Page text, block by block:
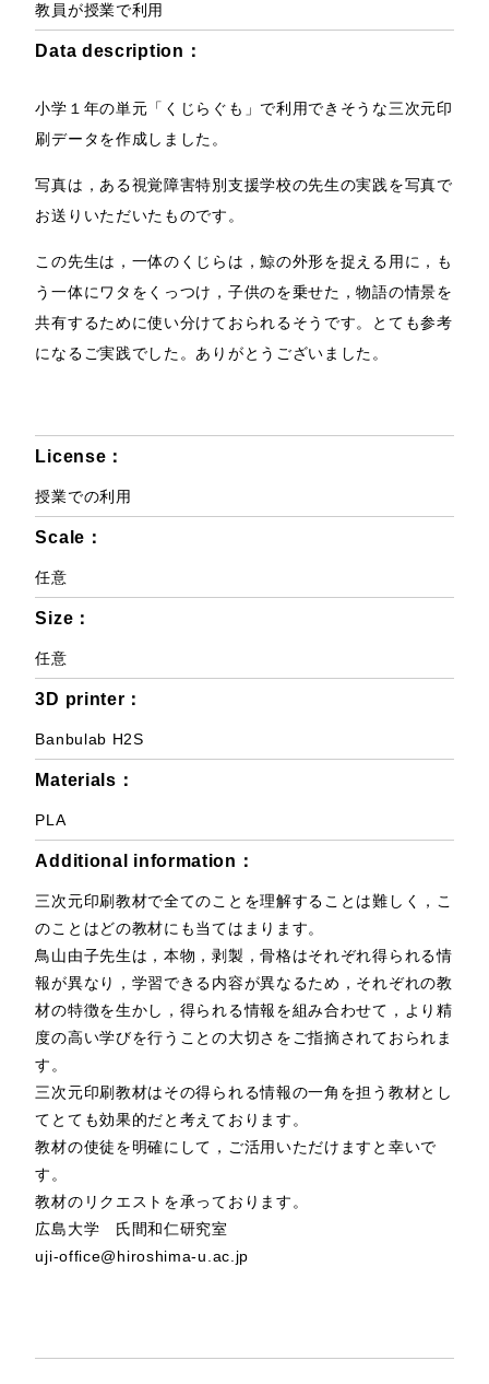
教員が授業で利用
Data description：
小学１年の単元「くじらぐも」で利用できそうな三次元印
刷データを作成しました。
写真は，ある視覚障害特別支援学校の先生の実践を写真で
お送りいただいたものです。
この先生は，一体のくじらは，鯨の外形を捉える用に，も
う一体にワタをくっつけ，子供のを乗せた，物語の情景を
共有するために使い分けておられるそうです。とても参考
になるご実践でした。ありがとうございました。
License：
授業での利用
Scale：
任意
Size：
任意
3D printer：
Banbulab H2S
Materials：
PLA
Additional information：
三次元印刷教材で全てのことを理解することは難しく，こ
のことはどの教材にも当てはまります。
鳥山由子先生は，本物，剥製，骨格はそれぞれ得られる情
報が異なり，学習できる内容が異なるため，それぞれの教
材の特徴を生かし，得られる情報を組み合わせて，より精
度の高い学びを行うことの大切さをご指摘されておられま
す。
三次元印刷教材はその得られる情報の一角を担う教材とし
てとても効果的だと考えております。
教材の使徒を明確にして，ご活用いただけますと幸いで
す。
教材のリクエストを承っております。
広島大学 氏間和仁研究室
uji-office@hiroshima-u.ac.jp